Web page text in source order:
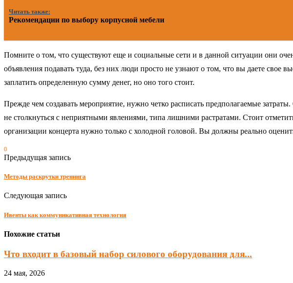
Читать также:
Рекомендации по выбору корпусной мебели
Помните о том, что существуют еще и социальные сети и в данной ситуации они
объявления подавать туда, без них люди просто не узнают о том, что вы даете
заплатить определенную сумму денег, но оно того стоит.
Прежде чем создавать мероприятие, нужно четко расписать предполагаемые
не столкнуться с неприятными явлениями, типа лишними растратами. Стоит
организации концерта нужно только с холодной головой. Вы должны реально
0
Предыдущая запись
Методы раскрутки тренинга
Следующая запись
Ивенты как коммуникативная технология
Похожие статьи
Что входит в базовый набор силового оборудования для...
24 мая, 2026